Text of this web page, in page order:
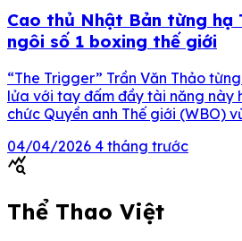
Cao thủ Nhật Bản từng hạ
ngôi số 1 boxing thế giới
“The Trigger” Trần Văn Thảo
lửa với tay đấm đầy tài năng này
chức Quyền anh Thế giới (WBO)
hạng cân siêu gà khi thứ tự trong
04/04/2026 4 tháng trước
query_stats
Thể Thao Việt